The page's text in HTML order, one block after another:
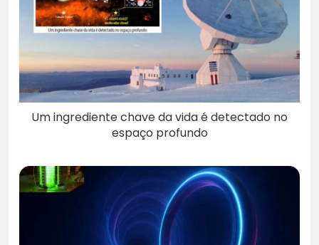
Um ingrediente chave da vida é detectado no
espaço profundo